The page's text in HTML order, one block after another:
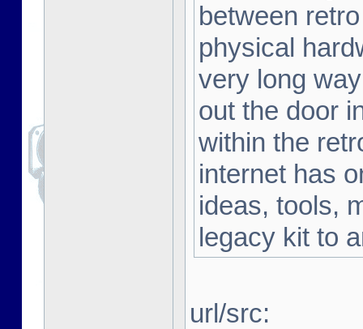
between
physical
very long
out the door
within the
internet has
ideas, tools,
legacy kit to
url/src: